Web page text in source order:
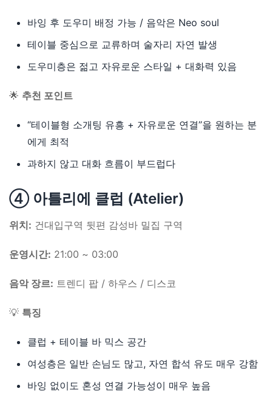
바잉 후 도우미 배정 가능 / 음악은 Neo soul
테이블 중심으로 교류하며 술자리 자연 발생
도우미층은 젊고 자유로운 스타일 + 대화력 있음
🌟 추천 포인트
“테이블형 소개팅 유흥 + 자유로운 연결”을 원하는 분
에게 최적
과하지 않고 대화 흐름이 부드럽다
④ 아틀리에 클럽 (Atelier)
위치: 건대입구역 뒷편 감성바 밀집 구역
운영시간: 21:00 ~ 03:00
음악 장르: 트렌디 팝 / 하우스 / 디스코
💡 특징
클럽 + 테이블 바 믹스 공간
여성층은 일반 손님도 많고, 자연 합석 유도 매우 강함
바잉 없이도 혼성 연결 가능성이 매우 높음